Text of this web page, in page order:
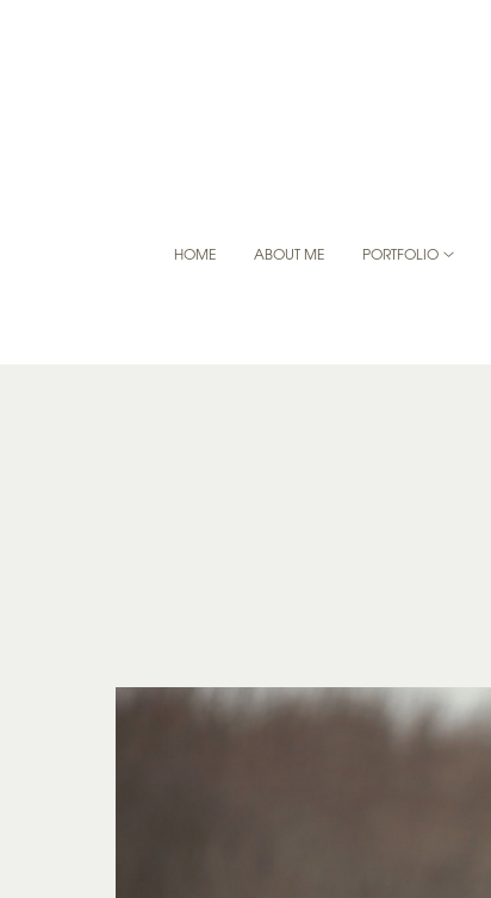
HOME ABOUT ME PORTFOLIO